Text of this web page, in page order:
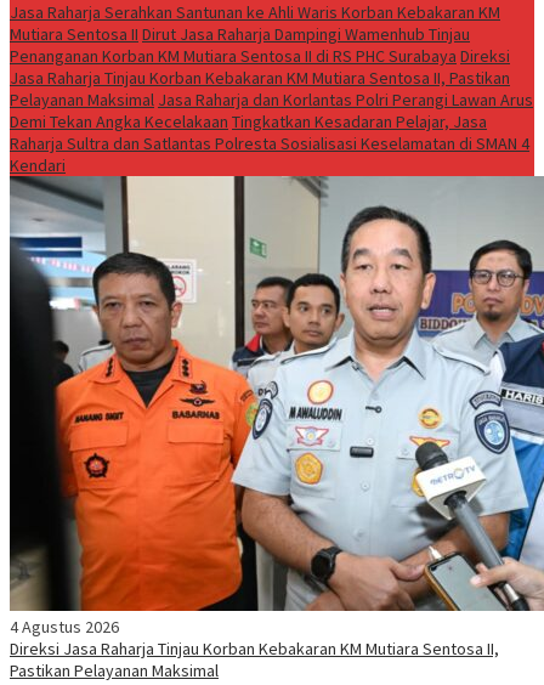
Jasa Raharja Serahkan Santunan ke Ahli Waris Korban Kebakaran KM
Mutiara Sentosa II Dirut Jasa Raharja Dampingi Wamenhub Tinjau
Penanganan Korban KM Mutiara Sentosa II di RS PHC Surabaya Direksi
Jasa Raharja Tinjau Korban Kebakaran KM Mutiara Sentosa II, Pastikan
Pelayanan Maksimal Jasa Raharja dan Korlantas Polri Perangi Lawan Arus
Demi Tekan Angka Kecelakaan Tingkatkan Kesadaran Pelajar, Jasa
Raharja Sultra dan Satlantas Polresta Sosialisasi Keselamatan di SMAN 4
Kendari
4 Agustus 2026
Direksi Jasa Raharja Tinjau Korban Kebakaran KM Mutiara Sentosa II,
Pastikan Pelayanan Maksimal